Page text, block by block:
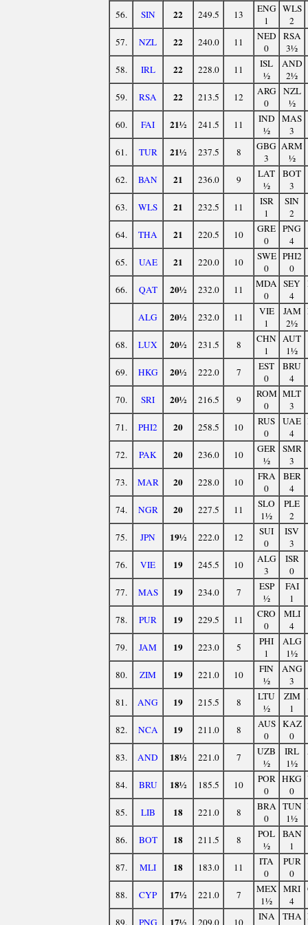
56. SIN 22 249.5 13
ENG
1
WLS
2
57.
NZL 22 240.0 11
NED
0
RSA
3½
58. IRL 22 228.0 11
ISL
½
AND
2½
59.
RSA 22 213.5 12
ARG
0
NZL
½
60. FAI 21½ 241.5 11
IND
½
MAS
3
61.
TUR 21½ 237.5 8
GBG
3
ARM
½
62.
BAN 21 236.0 9
LAT
½
BOT
3
63.
WLS 21 232.5 11
ISR
1
SIN
2
64.
THA 21 220.5 10
GRE
0
PNG
4
65. UAE 21 220.0 10
SWE
0
PHI2
0
66.
QAT 20½ 232.0 11
MDA
0
SEY
4
ALG 20½ 232.0 11
VIE
1
JAM
2½
68. LUX 20½ 231.5 8
CHN
1
AUT
1½
69. HKG 20½ 222.0 7
EST
0
BRU
4
70. SRI 20½ 216.5 9
ROM
0
MLT
3
71.
PHI2 20 258.5 10
RUS
0
UAE
4
72. PAK 20 236.0 10
GER
½
SMR
3
73.
MAR 20 228.0 10
FRA
0
BER
4
74.
NGR 20 227.5 11
SLO
1½
PLE
2
75. JPN 19½ 222.0 12
SUI
0
ISV
3
76.
VIE 19 245.5 10
ALG
3
ISR
0
77.
MAS 19 234.0 7
ESP
½
FAI
1
78.
PUR 19 229.5 11
CRO
0
MLI
4
79. JAM 19 223.0 5
PHI
1
ALG
1½
80. ZIM 19 221.0 10
FIN
½
ANG
3
81.
ANG 19 215.5 8
LTU
½
ZIM
1
82. NCA 19 211.0 8
AUS
0
KAZ
0
83.
AND 18½ 221.0 7
UZB
½
IRL
1½
84. BRU 18½ 185.5 10
POR
0
HKG
0
85. LIB 18 221.0 8
BRA
0
TUN
1½
86. BOT 18 211.5 8
POL
½
BAN
1
87. MLI 18 183.0 11
ITA
0
PUR
0
88.
CYP 17½ 221.0 7
MEX
1½
MRI
4
89. PNG 17½ 209.0 10
INA
THA